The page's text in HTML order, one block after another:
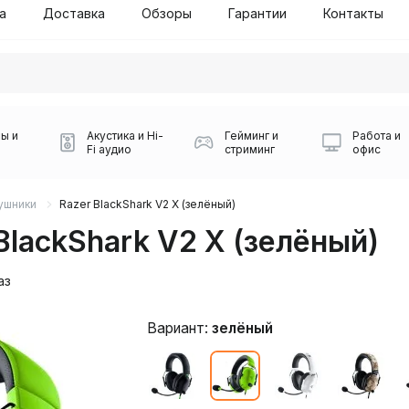
СДЭК
Доставка Обзоры Гарантии Контакты
Игровые наушники Беспроводные колонки
и
Микрофоны BOYA Наборы
Акустика и Hi-
Fi аудио
Портативные колонки Ресиверы
Гейминг и
стриминг
Игровые мыши Logitech Геймпады
Работа и
офис
Наборы периферии Коврики для мыши
USB Type-C адаптеры
Razer BlackShark V2 X (зелёный)
V2 X (зелёный)
Вариант:зелёный